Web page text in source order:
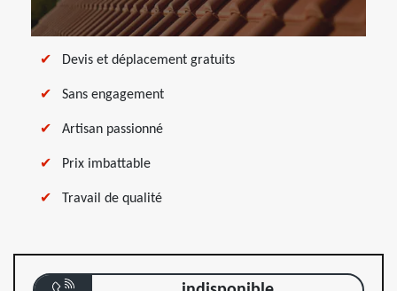
Devis et déplacement gratuits
Sans engagement
Artisan passionné
Prix imbattable
Travail de qualité